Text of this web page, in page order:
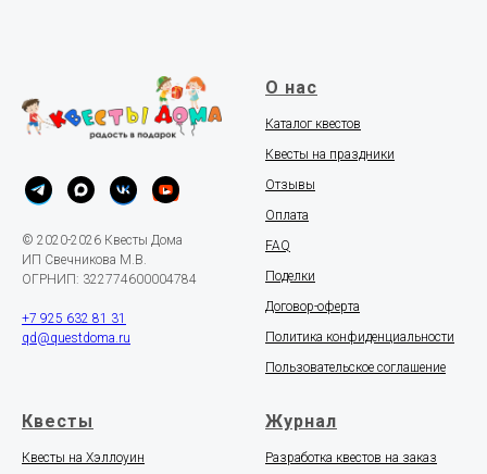
© 2020-2026 Квесты Дома
ИП Свечникова М.В.
ОГРНИП: 322774600004784
+7 925 632 81 31
qd@questdoma.ru
О нас
Каталог квестов
Квесты на праздники
Отзывы
Оплата
FAQ
Поделки
Договор-оферта
Политика конфиденциальности
Пользовательское соглашение
Квесты
Квесты на Хэллоуин
Журнал
Разработка квестов на заказ